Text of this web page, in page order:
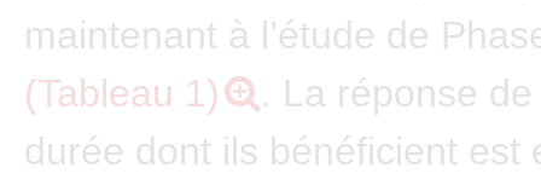
maintenant à l’étude de
(Tableau 1)
. La réponse
durée dont ils bénéficient est